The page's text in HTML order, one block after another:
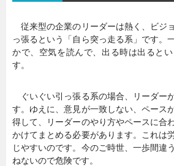
従来型の企業のリーダーは熱く、ビジ
っ張るという「自ら突っ走る系」です。
かで、空気を読んで、出る時は出ると
す。
ぐいぐい引っ張る系の場合、リーダー
す。ゆえに、意見が一致しない、ペース
得して、リーダーのやり方やペースに合
かけてまとめる必要があります。これは
じやすいのです。今のご時世、一歩間違
ねないので危険です。